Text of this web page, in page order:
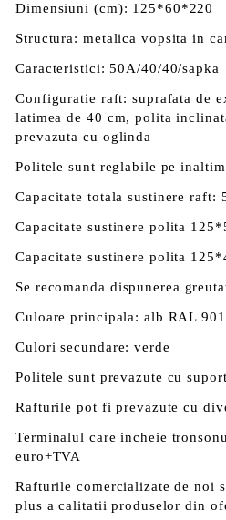
Dimensiuni (cm): 125*60*220
Structura: metalica vopsita in
Caracteristici: 50A/40/40/sapka
Configuratie raft: suprafata de
latimea de 40 cm, polita
prevazuta cu oglinda
Politele sunt reglabile pe
Capacitate totala sustinere raft:
Capacitate sustinere polita
Capacitate sustinere polita
Se recomanda dispunerea
Culoare principala: alb RAL
Culori secundare: verde
Politele sunt prevazute cu
Rafturile pot fi prevazute cu
Terminalul care incheie
euro+TVA
Rafturile comercializate de noi
plus a calitatii produselor din